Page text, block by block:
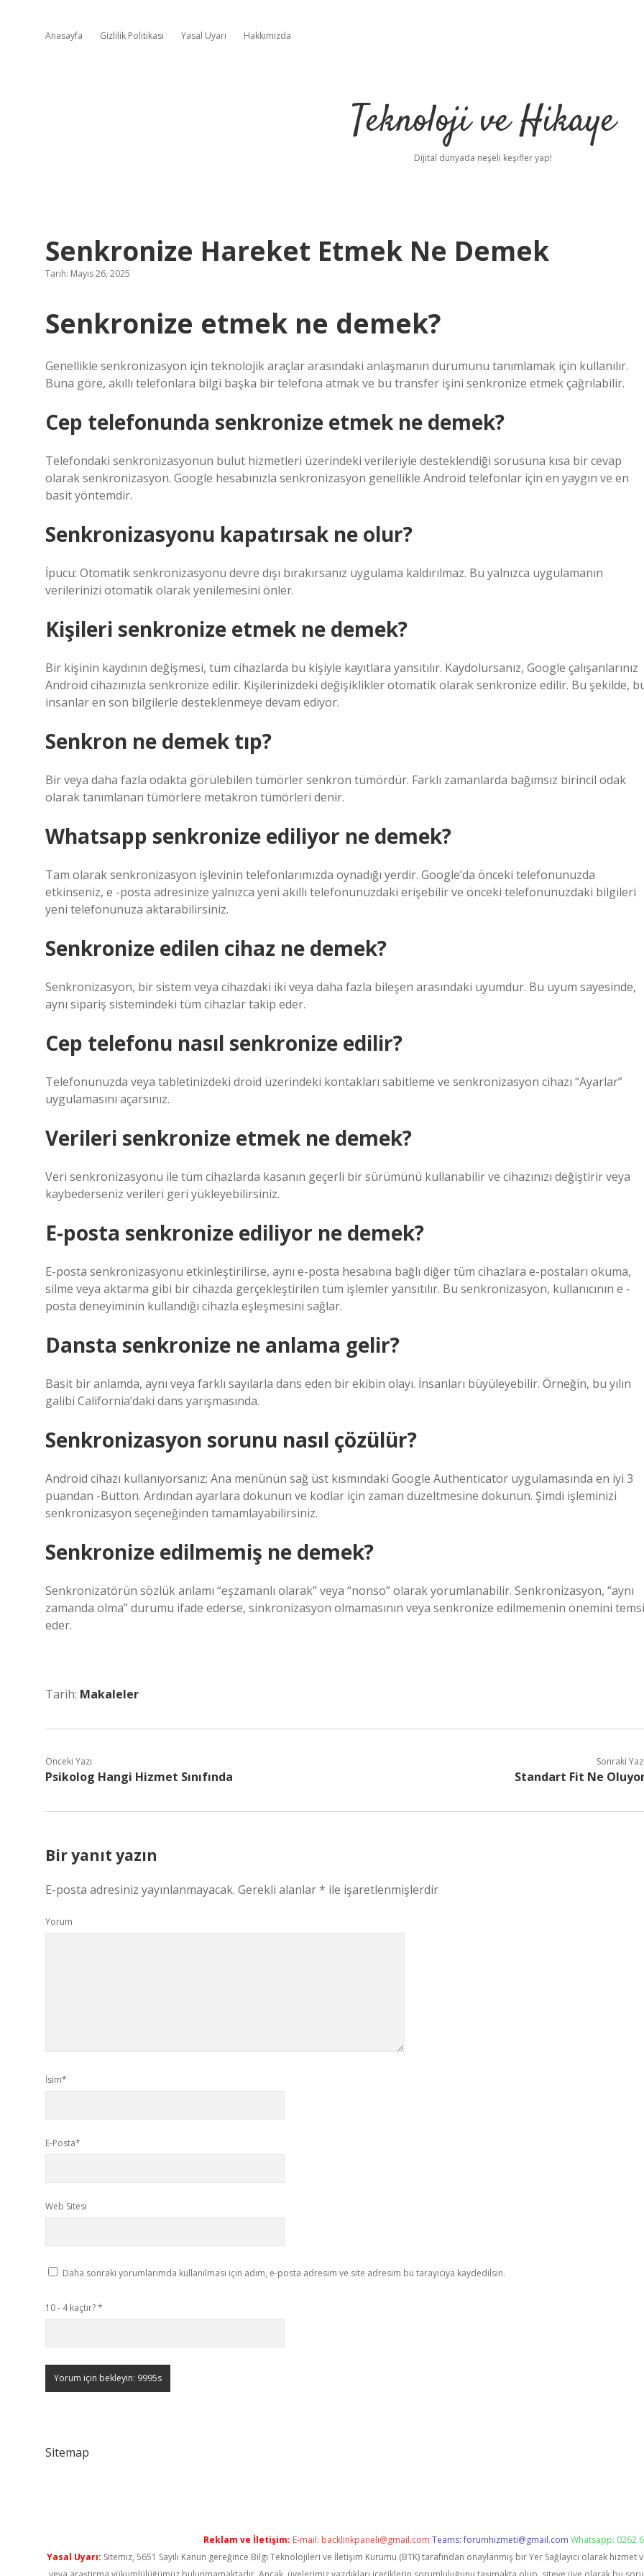
Anasayfa Gizlilik Politikası Yasal Uyarı Hakkımızda
Teknoloji ve Hikaye
Dijital dünyada neşeli keşifler yap!
Senkronize Hareket Etmek Ne Demek
Tarih: Mayıs 26, 2025
Senkronize etmek ne demek?
Genellikle senkronizasyon için teknolojik araçlar arasındaki anlaşmanın durumunu tanımlamak için kullanılır.
Buna göre, akıllı telefonlara bilgi başka bir telefona atmak ve bu transfer işini senkronize etmek çağrılabilir.
Cep telefonunda senkronize etmek ne demek?
Telefondaki senkronizasyonun bulut hizmetleri üzerindeki verileriyle desteklendiği sorusuna kısa bir cevap
olarak senkronizasyon. Google hesabınızla senkronizasyon genellikle Android telefonlar için en yaygın ve en
basit yöntemdir.
Senkronizasyonu kapatırsak ne olur?
İpucu: Otomatik senkronizasyonu devre dışı bırakırsanız uygulama kaldırılmaz. Bu yalnızca uygulamanın
verilerinizi otomatik olarak yenilemesini önler.
Kişileri senkronize etmek ne demek?
Bir kişinin kaydının değişmesi, tüm cihazlarda bu kişiyle kayıtlara yansıtılır. Kaydolursanız, Google çalışanlarınız
Android cihazınızla senkronize edilir. Kişilerinizdeki değişiklikler otomatik olarak senkronize edilir. Bu şekilde,
insanlar en son bilgilerle desteklenmeye devam ediyor.
Senkron ne demek tıp?
Bir veya daha fazla odakta görülebilen tümörler senkron tümördür. Farklı zamanlarda bağımsız birincil odak
olarak tanımlanan tümörlere metakron tümörleri denir.
Whatsapp senkronize ediliyor ne demek?
Tam olarak senkronizasyon işlevinin telefonlarımızda oynadığı yerdir. Google’da önceki telefonunuzda
etkinseniz, e -posta adresinize yalnızca yeni akıllı telefonunuzdaki erişebilir ve önceki telefonunuzdaki bilgileri
yeni telefonunuza aktarabilirsiniz.
Senkronize edilen cihaz ne demek?
Senkronizasyon, bir sistem veya cihazdaki iki veya daha fazla bileşen arasındaki uyumdur. Bu uyum sayesinde,
aynı sipariş sistemindeki tüm cihazlar takip eder.
Cep telefonu nasıl senkronize edilir?
Telefonunuzda veya tabletinizdeki droid üzerindeki kontakları sabitleme ve senkronizasyon cihazı “Ayarlar”
uygulamasını açarsınız.
Verileri senkronize etmek ne demek?
Veri senkronizasyonu ile tüm cihazlarda kasanın geçerli bir sürümünü kullanabilir ve cihazınızı değiştirir veya
kaybederseniz verileri geri yükleyebilirsiniz.
E-posta senkronize ediliyor ne demek?
E-posta senkronizasyonu etkinleştirilirse, aynı e-posta hesabına bağlı diğer tüm cihazlara e-postaları okuma,
silme veya aktarma gibi bir cihazda gerçekleştirilen tüm işlemler yansıtılır. Bu senkronizasyon, kullanıcının e -
posta deneyiminin kullandığı cihazla eşleşmesini sağlar.
Dansta senkronize ne anlama gelir?
Basit bir anlamda, aynı veya farklı sayılarla dans eden bir ekibin olayı. İnsanları büyüleyebilir. Örneğin, bu yılın
galibi California’daki dans yarışmasında.
Senkronizasyon sorunu nasıl çözülür?
Android cihazı kullanıyorsanız; Ana menünün sağ üst kısmındaki Google Authenticator uygulamasında en iyi 3
puandan -Button. Ardından ayarlara dokunun ve kodlar için zaman düzeltmesine dokunun. Şimdi işleminizi
senkronizasyon seçeneğinden tamamlayabilirsiniz.
Senkronize edilmemiş ne demek?
Senkronizatörün sözlük anlamı “eşzamanlı olarak” veya “nonso” olarak yorumlanabilir. Senkronizasyon, “aynı
zamanda olma” durumu ifade ederse, sinkronizasyon olmamasının veya senkronize edilmemenin önemini
eder.
Tarih: Makaleler
Önceki Yazı
Psikolog Hangi Hizmet Sınıfında
Sonraki
Standart Fit Ne
Bir yanıt yazın
E-posta adresiniz yayınlanmayacak. Gerekli alanlar* ile işaretlenmişlerdir
Yorum
İsim*
E-Posta*
Web Sitesi
Daha sonraki yorumlarımda kullanılması için adım, e-posta adresim ve site adresim bu tarayıcıya kaydedilsin.
10 - 4 kaçtır?*
Sitemap
Reklam ve İletişim: E-mail: backlinkpaneli@gmail.com Teams:forumhizmeti@gmail.com Whatsapp: 0262
Yasal Uyarı: Sitemiz, 5651 Sayılı Kanun gereğince Bilgi Teknolojileri ve İletişim Kurumu (BTK) tarafından onaylanmış bir Yer Sağlayıcı olarak